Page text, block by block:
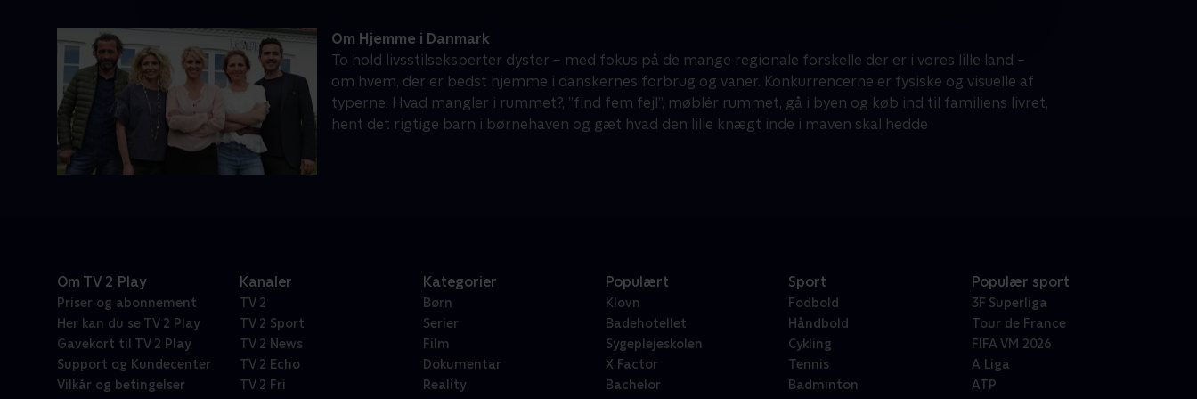
Om Hjemme i Danmark
To hold livsstilseksperter dyster – med fokus på de mange regionale forskelle der er i vores lille land –
om hvem, der er bedst hjemme i danskernes forbrug og vaner. Konkurrencerne er fysiske og visuelle af
typerne: Hvad mangler i rummet?, ”find fem fejl”, møblér rummet, gå i byen og køb ind til familiens livret,
hent det rigtige barn i børnehaven og gæt hvad den lille knægt inde i maven skal hedde
Om TV 2 Play
Priser og abonnement
Her kan du se TV 2 Play
Gavekort til TV 2 Play
Support og Kundecenter
Vilkår og betingelser
Kanaler
TV 2
TV 2 Sport
TV 2 News
TV 2 Echo
TV 2 Fri
Kategorier
Børn
Serier
Film
Dokumentar
Reality
Populært
Klovn
Badehotellet
Sygeplejeskolen
X Factor
Bachelor
Sport
Fodbold
Håndbold
Cykling
Tennis
Badminton
Populær sport
3F Superliga
Tour de France
FIFA VM 2026
A Liga
ATP